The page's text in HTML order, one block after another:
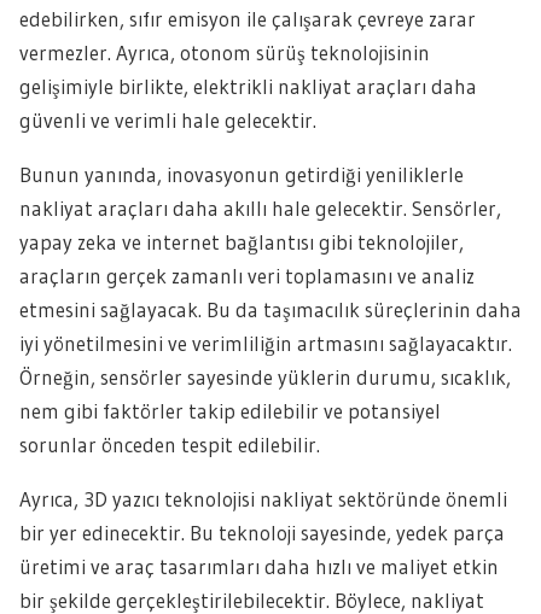
edebilirken, sıfır emisyon ile çalışarak çevreye zarar
vermezler. Ayrıca, otonom sürüş teknolojisinin
gelişimiyle birlikte, elektrikli nakliyat araçları daha
güvenli ve verimli hale gelecektir.
Bunun yanında, inovasyonun getirdiği yeniliklerle
nakliyat araçları daha akıllı hale gelecektir. Sensörler,
yapay zeka ve internet bağlantısı gibi teknolojiler,
araçların gerçek zamanlı veri toplamasını ve analiz
etmesini sağlayacak. Bu da taşımacılık süreçlerinin daha
iyi yönetilmesini ve verimliliğin artmasını sağlayacaktır.
Örneğin, sensörler sayesinde yüklerin durumu, sıcaklık,
nem gibi faktörler takip edilebilir ve potansiyel
sorunlar önceden tespit edilebilir.
Ayrıca, 3D yazıcı teknolojisi nakliyat sektöründe önemli
bir yer edinecektir. Bu teknoloji sayesinde, yedek parça
üretimi ve araç tasarımları daha hızlı ve maliyet etkin
bir şekilde gerçekleştirilebilecektir. Böylece, nakliyat